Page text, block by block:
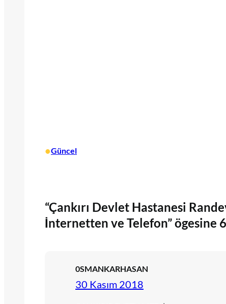
•Güncel
“Çankırı Devlet Hastanesi
İnternetten ve Telefon” ögesine
0SMANKARHASAN
30 Kasım 2018